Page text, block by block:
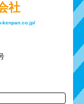
社
kenpan.co.jp/